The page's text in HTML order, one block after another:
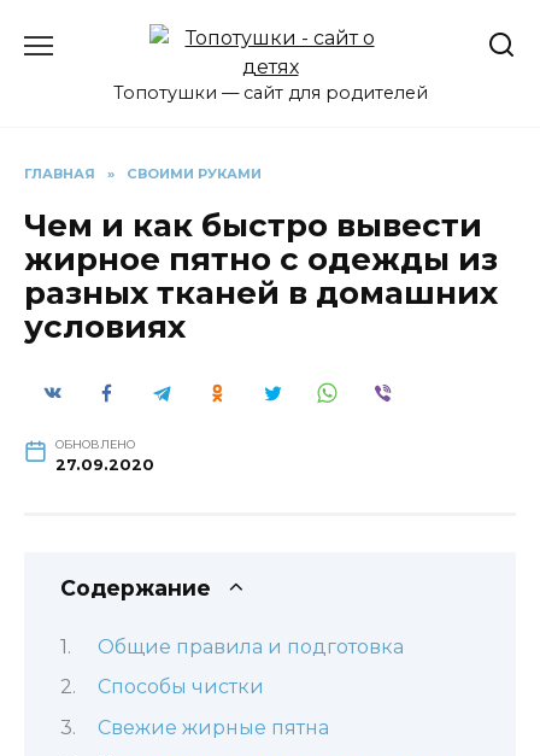
Топотушки — сайт для родителей
ГЛАВНАЯ » СВОИМИ РУКАМИ
Чем и как быстро вывести
жирное пятно с одежды из
разных тканей в домашних
условиях
ОБНОВЛЕНО
27.09.2020
Содержание
Общие правила и подготовка
Способы чистки
Свежие жирные пятна